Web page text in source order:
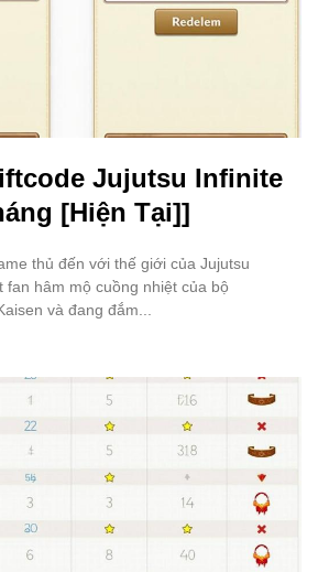
Jujutsu Infinite
[Hiện Tại]]
thủ đến với thế giới của Jujutsu
fan hâm mộ cuồng nhiệt của bộ
và đang đắm...